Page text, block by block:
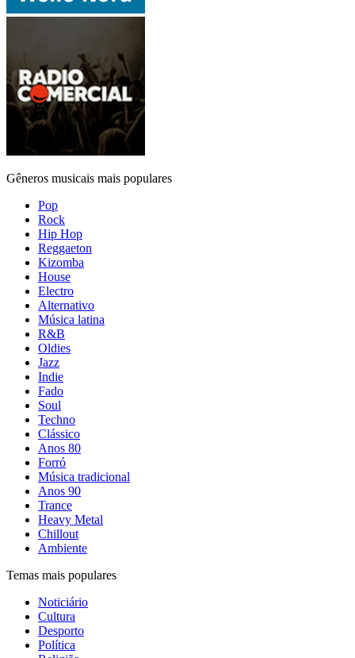
Gêneros musicais mais populares
Pop
Rock
Hip Hop
Reggaeton
Kizomba
House
Electro
Alternativo
Música latina
R&B
Oldies
Jazz
Indie
Fado
Soul
Techno
Clássico
Anos 80
Forró
Música tradicional
Anos 90
Trance
Heavy Metal
Chillout
Ambiente
Temas mais populares
Noticiário
Cultura
Desporto
Política